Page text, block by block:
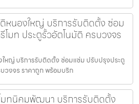
หนองใหญ่ บริการรับติดตั้ง ซ่อม
โมท ประตูรั้วอัตโนมัติ ครบวงจร
ใหญ่ บริการรับติดตั้ง ซ่อมแซ่ม ปรับปรุงประตู
วงจร ราคาถูก พร้อมบริก
มทนิคมพัฒนา บริการรับติดตั้ง